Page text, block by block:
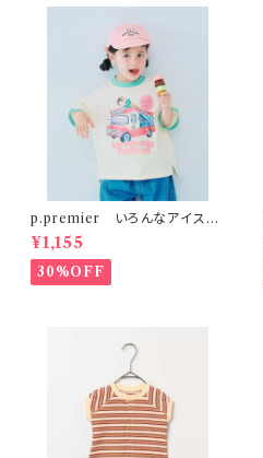
p.premier いろんなアイスち
ょーだいグラフィックリンガーT
シャツ アイボリー
¥1,155
30%OFF